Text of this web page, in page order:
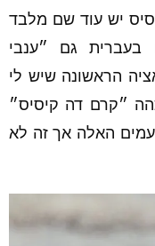
יש עוד שם מלבד
בעברית גם ״ענבי
הראשונה שיש לי
״קרם דה קיסיס״
האלה אך זה לא